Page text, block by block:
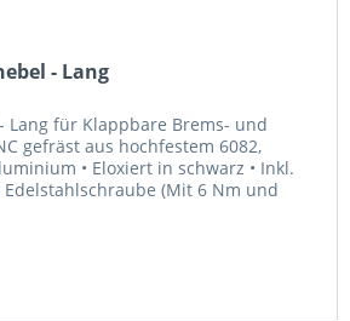
- Lang
Lang für Klappbare Brems- und
gefräst aus hochfestem 6082,
• Eloxiert in schwarz • Inkl.
(Mit 6 Nm und